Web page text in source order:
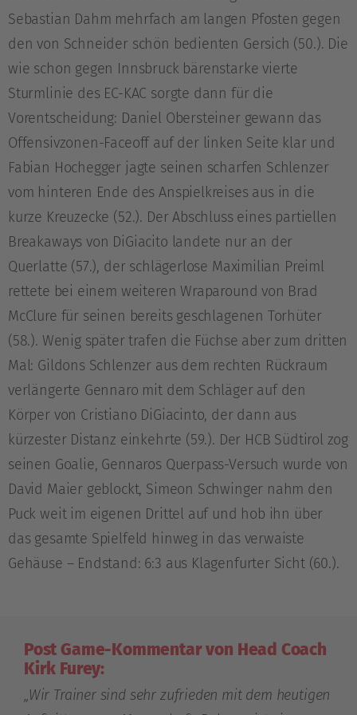
Sebastian Dahm mehrfach am langen Pfosten gegen
den von Schneider schön bedienten Gersich (50.). Die
wie schon gegen Innsbruck bärenstarke vierte
Sturmlinie des EC-KAC sorgte dann für die
Vorentscheidung: Daniel Obersteiner gewann das
Offensivzonen-Faceoff auf der linken Seite klar und
Fabian Hochegger jagte seinen scharfen Schlenzer
vom hinteren Ende des Anspielkreises aus in die
kurze Kreuzecke (52.). Der Abschluss eines partiellen
Breakaways von DiGiacito landete nur an der
Querlatte (57.), der schlägerlose Maximilian Preiml
rettete bei einem weiteren Wraparound von Brad
McClure für seinen bereits geschlagenen Torhüter
(58.). Wenig später trafen die Füchse aber zum dritten
Mal: Gildons Schlenzer aus dem rechten Rückraum
verlängerte Gennaro mit dem Schläger auf den
Körper von Cristiano DiGiacinto, der dann aus
kürzester Distanz einkehrte (59.). Der HCB Südtirol zog
seinen Goalie, Gennaros Querpass-Versuch wurde von
David Maier geblockt, Simeon Schwinger nahm den
Puck weit im eigenen Drittel auf und hob ihn über
das gesamte Spielfeld hinweg in das verwaiste
Gehäuse – Endstand: 6:3 aus Klagenfurter Sicht (60.).
Post Game-Kommentar von Head Coach
Kirk Furey:
„Wir Trainer sind sehr zufrieden mit dem heutigen